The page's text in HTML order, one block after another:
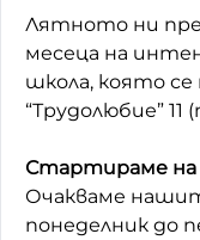
Като
Домашен
До ре ми
Лятното ни
месеца на
школа, която се
“Трудолюбие”
Стартираме на
Очакваме
понеделник до